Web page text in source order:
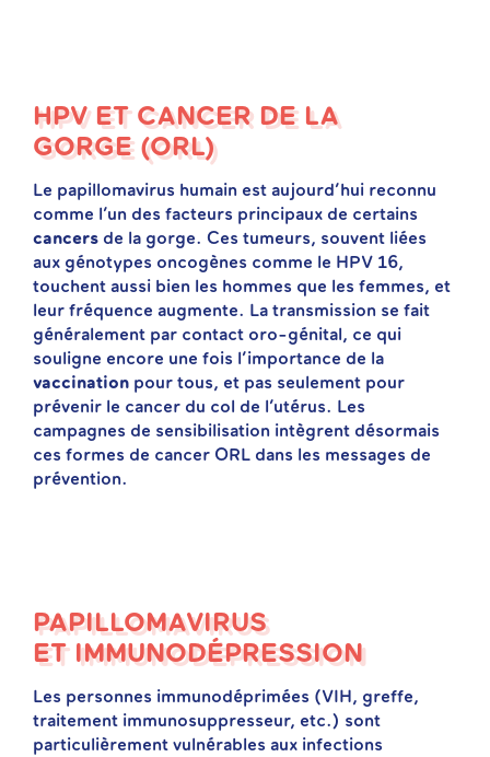
HPV ET CANCER DE LA
GORGE (ORL)
Le papillomavirus humain est aujourd’hui reconnu
comme l’un des facteurs principaux de certains
cancers de la gorge. Ces tumeurs, souvent liées
aux génotypes oncogènes comme le HPV 16,
touchent aussi bien les hommes que les femmes, et
leur fréquence augmente. La transmission se fait
généralement par contact oro-génital, ce qui
souligne encore une fois l’importance de la
vaccination pour tous, et pas seulement pour
prévenir le cancer du col de l’utérus. Les
campagnes de sensibilisation intègrent désormais
ces formes de cancer ORL dans les messages de
prévention.
PAPILLOMAVIRUS
ET IMMUNODÉPRESSION
Les personnes immunodéprimées (VIH, greffe,
traitement immunosuppresseur, etc.) sont
particulièrement vulnérables aux infections